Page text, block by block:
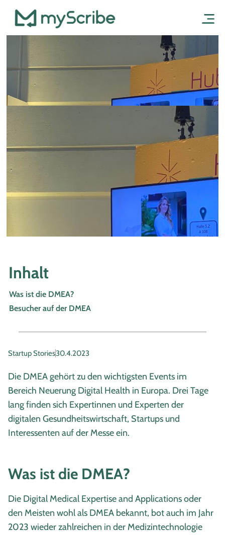
Inhalt
Was ist die DMEA?
Besucher auf der DMEA
Startup Stories30.4.2023
Die DMEA gehört zu den wichtigsten Events im
Bereich Neuerung Digital Health in Europa. Drei Tage
lang finden sich Expertinnen und Experten der
digitalen Gesundheitswirtschaft, Startups und
Interessenten auf der Messe ein.
Was ist die DMEA?
Die Digital Medical Expertise and Applications oder
den Meisten wohl als DMEA bekannt, bot auch im Jahr
2023 wieder zahlreichen in der Medizintechnologie